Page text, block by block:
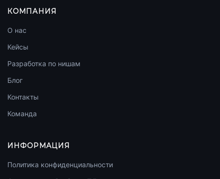
КОМПАНИЯ
О нас
Кейсы
Разработка по нишам
Блог
Контакты
Команда
ИНФОРМАЦИЯ
Политика конфиденциальности